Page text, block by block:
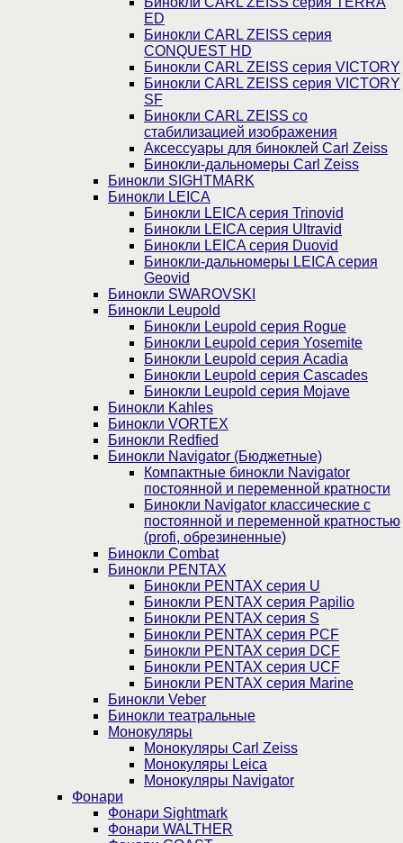
ED
Бинокли CARL ZEISS серия
CONQUEST HD
Бинокли CARL ZEISS серия VICTORY
Бинокли CARL ZEISS серия VICTORY
SF
Бинокли CARL ZEISS со
стабилизацией изображения
Аксессуары для биноклей Carl Zeiss
Бинокли-дальномеры Carl Zeiss
Бинокли SIGHTMARK
Бинокли LEICA
Бинокли LEICA серия Trinovid
Бинокли LEICA серия Ultravid
Бинокли LEICA серия Duovid
Бинокли-дальномеры LEICA серия
Geovid
Бинокли SWAROVSKI
Бинокли Leupold
Бинокли Leupold серия Rogue
Бинокли Leupold серия Yosemite
Бинокли Leupold серия Acadia
Бинокли Leupold серия Cascades
Бинокли Leupold серия Mojave
Бинокли Kahles
Бинокли VORTEX
Бинокли Redfied
Бинокли Navigator (Бюджетные)
Компактные бинокли Navigator
постоянной и переменной кратности
Бинокли Navigator классические с
постоянной и переменной кратностью
(profi, обрезиненные)
Бинокли Combat
Бинокли PENTAX
Бинокли PENTAX серия U
Бинокли PENTAX серия Papilio
Бинокли PENTAX серия S
Бинокли PENTAX серия PCF
Бинокли PENTAX серия DCF
Бинокли PENTAX серия UCF
Бинокли PENTAX серия Marine
Бинокли Veber
Бинокли театральные
Монокуляры
Монокуляры Carl Zeiss
Монокуляры Leica
Монокуляры Navigator
Фонари
Фонари Sightmark
Фонари WALTHER